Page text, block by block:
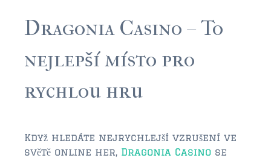
ADVANCED IDX SEARCH
BUYER RESOURCES
PRO TOOLS
JACKSONVILLE
$150,000 – $350,000
Dragonia Casino – To
nejlepší místo pro
rychlou hru
Když hledáte nejrychlejší vzrušení ve
světě online her, Dragonia Casino se